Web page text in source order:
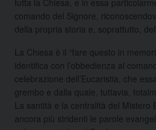
comando del Signore,
della propria storia e, soprattutto,
La Chiesa è il “fare questo in
identifica con l’obbedienza al
celebrazione dell’Eucaristia, che
grembo e dalla quale, tuttavia,
La santità e la centralità del Mistero
ancora più stridenti le parole